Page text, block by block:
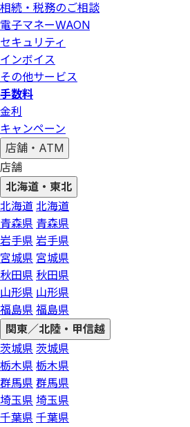
相続・税務のご相談
電子マネーWAON
セキュリティ
インボイス
その他サービス
手数料
金利
キャンペーン
店舗・ATM
店舗
北海道・東北
北海道 北海道
青森県 青森県
岩手県 岩手県
宮城県 宮城県
秋田県 秋田県
山形県 山形県
福島県 福島県
関東／北陸・甲信越
茨城県 茨城県
栃木県 栃木県
群馬県 群馬県
埼玉県 埼玉県
千葉県 千葉県